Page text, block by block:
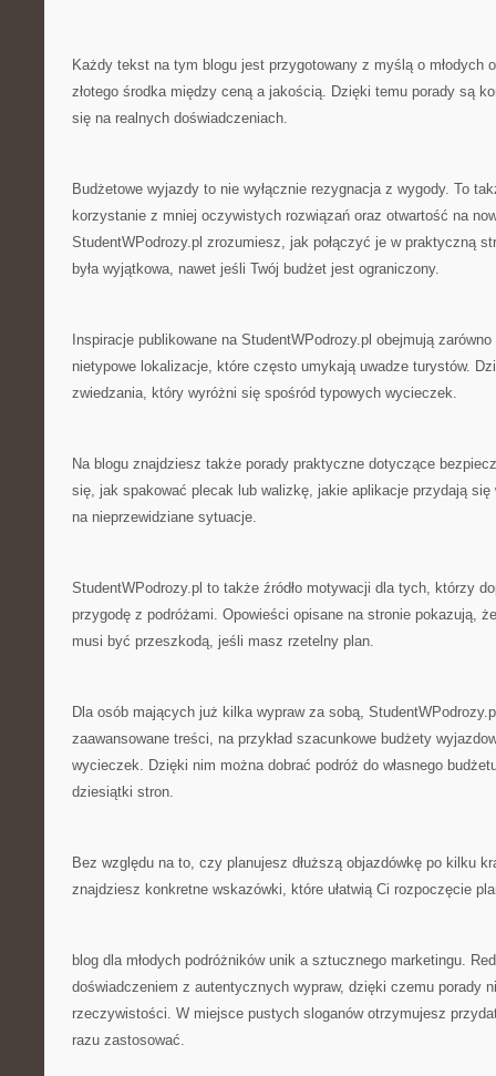
Każdy tekst na tym blogu jest przygotowany z myślą o młodych
złotego środka między ceną a jakością. Dzięki temu porady są
się na realnych doświadczeniach.
Budżetowe wyjazdy to nie wyłącznie rezygnacja z wygody. To
korzystanie z mniej oczywistych rozwiązań oraz otwartość na
StudentWPodrozy.pl zrozumiesz, jak połączyć je w praktyczną
była wyjątkowa, nawet jeśli Twój budżet jest ograniczony.
Inspiracje publikowane na StudentWPodrozy.pl obejmują
nietypowe lokalizacje, które często umykają uwadze turystów.
zwiedzania, który wyróżni się spośród typowych wycieczek.
Na blogu znajdziesz także porady praktyczne dotyczące
się, jak spakować plecak lub walizkę, jakie aplikacje przydają się
na nieprzewidziane sytuacje.
StudentWPodrozy.pl to także źródło motywacji dla tych, którzy
przygodę z podróżami. Opowieści opisane na stronie pokazują,
musi być przeszkodą, jeśli masz rzetelny plan.
Dla osób mających już kilka wypraw za sobą,
zaawansowane treści, na przykład szacunkowe budżety
wycieczek. Dzięki nim można dobrać podróż do własnego
dziesiątki stron.
Bez względu na to, czy planujesz dłuższą objazdówkę po kilku
znajdziesz konkretne wskazówki, które ułatwią Ci rozpoczęcie
blog dla młodych podróżników unik a sztucznego marketingu.
doświadczeniem z autentycznych wypraw, dzięki czemu porady
rzeczywistości. W miejsce pustych sloganów otrzymujesz
razu zastosować.